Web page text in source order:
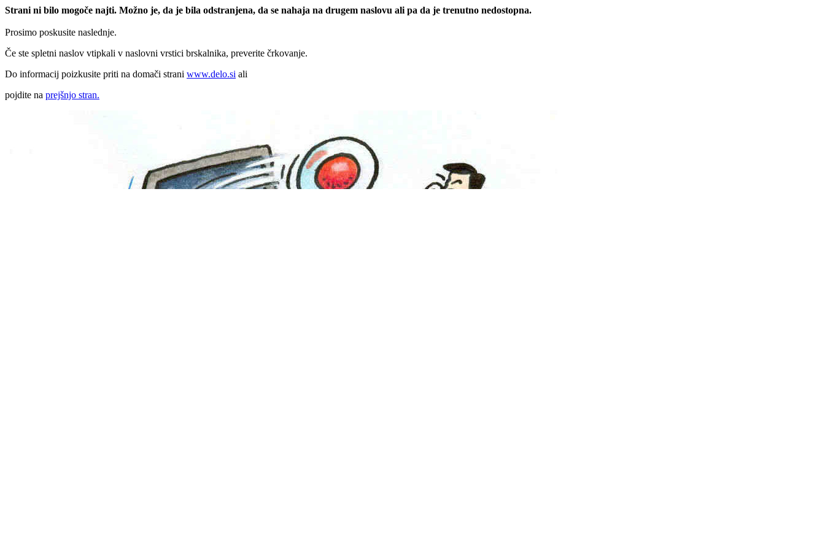
Strani ni bilo mogoče najti. Možno je, da je bila odstranjena, da se nahaja na drugem naslovu ali pa da je trenutno nedostopna.
Prosimo poskusite naslednje.
Če ste spletni naslov vtipkali v naslovni vrstici brskalnika, preverite črkovanje.
Do informacij poizkusite priti na domači strani www.delo.si ali
pojdite na prejšnjo stran.